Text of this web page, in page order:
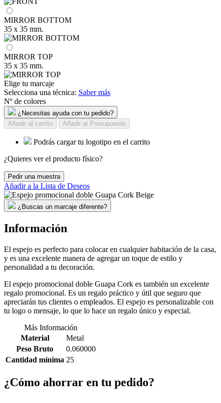
MIRROR BOTTOM
35 x 35 mm.
MIRROR TOP
35 x 35 mm.
Elige tu marcaje
Selecciona una técnica: Saber más
Nº de colores
¿Necesitas ayuda con tu pedido?
Añadir al carrito
Añadir al Presupuesto
Podrás cargar tu logotipo en el carrito
¿Quieres ver el producto físico?
Pedir una muestra
Añadir a la Lista de Deseos
¿Buscas un marcaje diferente?
Información
El espejo es perfecto para colocar en cualquier habitación de la casa,
y es una excelente manera de agregar un toque de estilo y
personalidad a tu decoración.
El espejo promocional doble Guapa Cork es también un excelente
regalo promocional. Es un regalo práctico y útil que seguro que
apreciarán tus clientes o empleados. El espejo es personalizable con
tu logo o mensaje, lo que lo hace un regalo único y especial.
Más Información
Material
Metal
Peso Bruto
0.060000
Cantidad mínima 25
¿Cómo ahorrar en tu pedido?